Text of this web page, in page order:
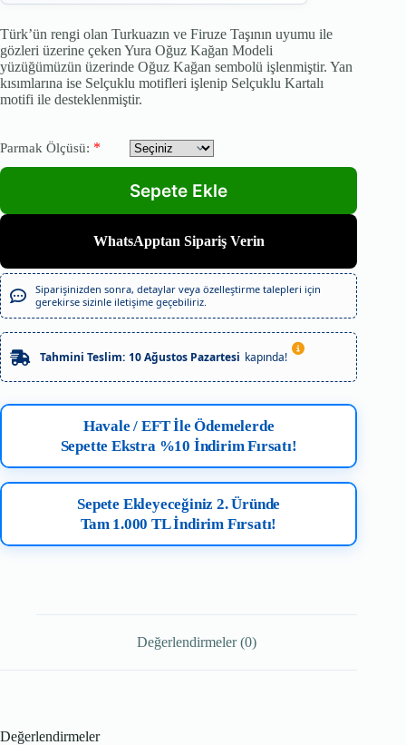
Türk’ün rengi olan Turkuazın ve Firuze Taşının uyumu ile
gözleri üzerine çeken Yura Oğuz Kağan Modeli
yüzüğümüzün üzerinde Oğuz Kağan sembolü işlenmiştir. Yan
kısımlarına ise Selçuklu motifleri işlenip Selçuklu Kartalı
motifi ile desteklenmiştir.
Parmak Ölçüsü: *
WhatsApptan Sipariş Verin
Siparişinizden sonra, detaylar veya özelleştirme talepleri için
gerekirse sizinle iletişime geçebiliriz.
Tahmini Teslim: 10 Ağustos Pazartesi kapında!
Havale / EFT İle Ödemelerde
Sepette Ekstra %10 İndirim Fırsatı!
Sepete Ekleyeceğiniz 2. Üründe
Tam 1.000 TL İndirim Fırsatı!
Değerlendirmeler (0)
Değerlendirmeler